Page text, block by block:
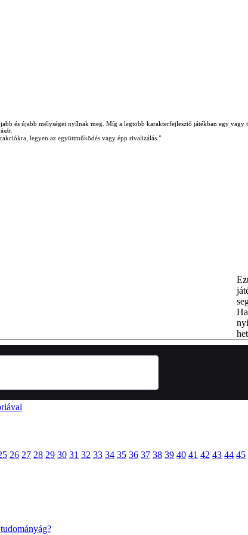
és újabb mélységei nyílnak meg. Míg a legtöbb karakterfejlesztő játékban egy
legyen az együttműködés vagy épp rivalizálás.”
26 27 28 29 30 31 32 33 34 35 36 37 38 39 40 41 42 43 44 45